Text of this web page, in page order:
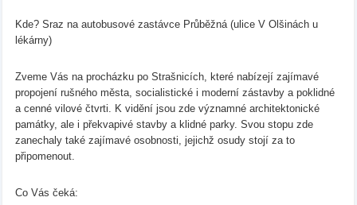
Kde? Sraz na autobusové zastávce Průběžná (ulice V Olšinách u
lékárny)
Zveme Vás na procházku po Strašnicích, které nabízejí zajímavé
propojení rušného města, socialistické i moderní zástavby a poklidné
a cenné vilové čtvrti. K vidění jsou zde významné architektonické
památky, ale i překvapivé stavby a klidné parky. Svou stopu zde
zanechaly také zajímavé osobnosti, jejichž osudy stojí za to
připomenout.
Co Vás čeká: